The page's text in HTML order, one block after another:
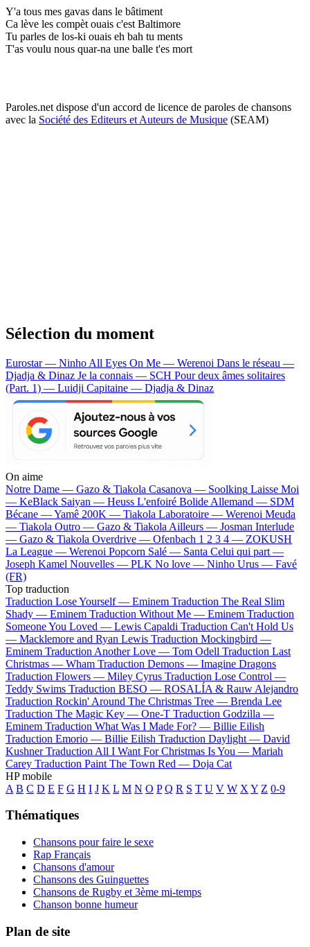
Y'a tous mes gavas dans le bâtiment
Ca lève les compèt ouais c'est Baltimore
Tu parles de los-ki ouais eh bah tu ments
T'as voulu nous quar-na une balle t'es mort
Paroles.net dispose d'un accord de licence de paroles de chansons
avec la Société des Editeurs et Auteurs de Musique (SEAM)
Sélection du moment
Eurostar — Ninho All Eyes On Me — Werenoi Dans le réseau —
Djadja & Dinaz Je la connais — SCH Pour deux âmes solitaires
(Part. 1) — Luidji Capitaine — Djadja & Dinaz
On aime
Notre Dame — Gazo & Tiakola Casanova — Soolking Laisse Moi
— KeBlack Saiyan — Heuss L'enfoiré Bolide Allemand — SDM
Bécane —Yamê 200K — Tiakola Laboratoire — Werenoi Meuda
— Tiakola Outro — Gazo & Tiakola Ailleurs — Josman Interlude
— Gazo & Tiakola Overdrive — Ofenbach 1 2 3 4 — ZOKUSH
La League — Werenoi Popcorn Salé — Santa Celui qui part —
Joseph Kamel Nouvelles — PLK No love — Ninho Urus — Favé
(FR)
Top traduction
Traduction Lose Yourself — Eminem Traduction The Real Slim
Shady — Eminem Traduction Without Me — Eminem Traduction
Someone You Loved — Lewis Capaldi Traduction Can't Hold Us
— Macklemore and Ryan Lewis Traduction Mockingbird —
Eminem Traduction Another Love — Tom Odell Traduction Last
Christmas — Wham Traduction Demons — Imagine Dragons
Traduction Flowers — Miley Cyrus Traduction Lose Control —
Teddy Swims Traduction BESO — ROSALÍA & Rauw Alejandro
Traduction Rockin' Around The Christmas Tree — Brenda Lee
Traduction The Magic Key — One-T Traduction Godzilla —
Eminem Traduction What Was I Made For? — Billie Eilish
Traduction Emorio — Billie Eilish Traduction Daylight — David
Kushner Traduction All I Want For Christmas Is You — Mariah
Carey Traduction Paint The Town Red — Doja Cat
HP mobile
A B C D E F G H I J K L M N O P Q R S T U V W X Y Z 0-9
Thématiques
Chansons pour faire le sexe
Rap Français
Chansons d'amour
Chansons des Guinguettes
Chansons de Rugby et 3ème mi-temps
Chanson bonne humeur
Plan de site